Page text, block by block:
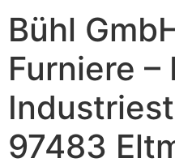
Bühl
Furniere –
97483